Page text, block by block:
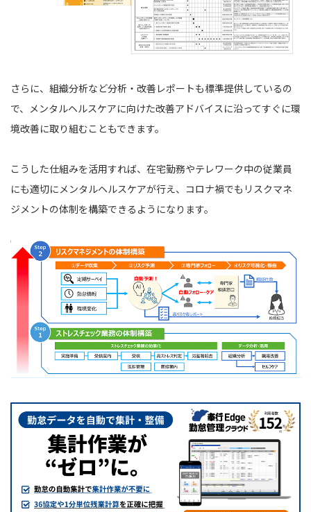
さらに、組織分析など分析・改善レポートも標準提供しているの
で、メンタルヘルスケアに向けた改善アドバイスに沿ってすぐに環
境改善に取り組むこともできます。
こうした仕組みを活用すれば、在宅勤務やテレワーク中の従業員
にも適切にメンタルヘルスケアが行え、コロナ禍でもリスクマネ
ジメントの体制を構築できるようになります。